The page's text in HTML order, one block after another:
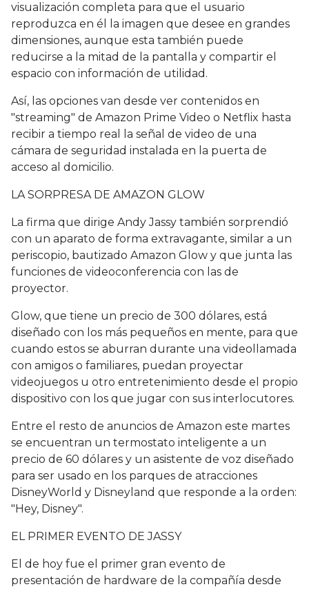
visualización completa para que el usuario
reproduzca en él la imagen que desee en grandes
dimensiones, aunque esta también puede
reducirse a la mitad de la pantalla y compartir el
espacio con información de utilidad.
Así, las opciones van desde ver contenidos en
"streaming" de Amazon Prime Video o Netflix hasta
recibir a tiempo real la señal de video de una
cámara de seguridad instalada en la puerta de
acceso al domicilio.
LA SORPRESA DE AMAZON GLOW
La firma que dirige Andy Jassy también sorprendió
con un aparato de forma extravagante, similar a un
periscopio, bautizado Amazon Glow y que junta las
funciones de videoconferencia con las de
proyector.
Glow, que tiene un precio de 300 dólares, está
diseñado con los más pequeños en mente, para que
cuando estos se aburran durante una videollamada
con amigos o familiares, puedan proyectar
videojuegos u otro entretenimiento desde el propio
dispositivo con los que jugar con sus interlocutores.
Entre el resto de anuncios de Amazon este martes
se encuentran un termostato inteligente a un
precio de 60 dólares y un asistente de voz diseñado
para ser usado en los parques de atracciones
DisneyWorld y Disneyland que responde a la orden:
"Hey, Disney".
EL PRIMER EVENTO DE JASSY
El de hoy fue el primer gran evento de
presentación de hardware de la compañía desde